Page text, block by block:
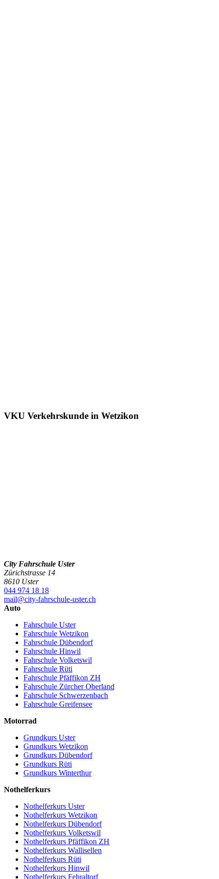
VKU Verkehrskunde in Wetzikon
City Fahrschule Uster
Zürichstrasse 14
8610 Uster
044 974 18 18
mail@city-fahrschule-uster.ch
Auto
Fahrschule Uster
Fahrschule Wetzikon
Fahrschule Dübendorf
Fahrschule Hinwil
Fahrschule Volketswil
Fahrschule Rüti
Fahrschule Pfäffikon ZH
Fahrschule Zürcher Oberland
Fahrschule Schwerzenbach
Fahrschule Greifensee
Motorrad
Grundkurs Uster
Grundkurs Wetzikon
Grundkurs Dübendorf
Grundkurs Rüti
Grundkurs Winterthur
Nothelferkurs
Nothelferkurs Uster
Nothelferkurs Wetzikon
Nothelferkurs Dübendorf
Nothelferkurs Volketswil
Nothelferkurs Pfäffikon ZH
Nothelferkurs Wallisellen
Nothelferkurs Rüti
Nothelferkurs Hinwil
Nothelferkurs Fehraltorf